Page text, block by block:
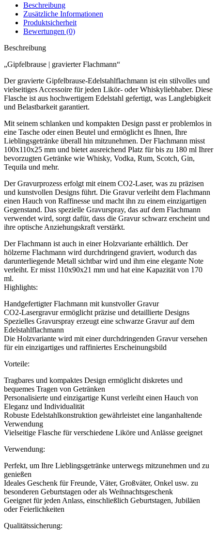
Beschreibung
Zusätzliche Informationen
Produktsicherheit
Bewertungen (0)
Beschreibung
„Gipfelbrause | gravierter Flachmann“
Der gravierte Gipfelbrause-Edelstahlflachmann ist ein stilvolles und
vielseitiges Accessoire für jeden Likör- oder Whiskyliebhaber. Diese
Flasche ist aus hochwertigem Edelstahl gefertigt, was Langlebigkeit
und Belastbarkeit garantiert.
Mit seinem schlanken und kompakten Design passt er problemlos in
eine Tasche oder einen Beutel und ermöglicht es Ihnen, Ihre
Lieblingsgetränke überall hin mitzunehmen. Der Flachmann misst
100x110x25 mm und bietet ausreichend Platz für bis zu 180 ml Ihrer
bevorzugten Getränke wie Whisky, Vodka, Rum, Scotch, Gin,
Tequila und mehr.
Der Gravurprozess erfolgt mit einem CO2-Laser, was zu präzisen
und kunstvollen Designs führt. Die Gravur verleiht dem Flachmann
einen Hauch von Raffinesse und macht ihn zu einem einzigartigen
Gegenstand. Das spezielle Gravurspray, das auf dem Flachmann
verwendet wird, sorgt dafür, dass die Gravur schwarz erscheint und
ihre optische Anziehungskraft verstärkt.
Der Flachmann ist auch in einer Holzvariante erhältlich. Der
hölzerne Flachmann wird durchdringend graviert, wodurch das
darunterliegende Metall sichtbar wird und ihm eine elegante Note
verleiht. Er misst 110x90x21 mm und hat eine Kapazität von 170
ml.
Highlights:
Handgefertigter Flachmann mit kunstvoller Gravur
CO2-Lasergravur ermöglicht präzise und detaillierte Designs
Spezielles Gravurspray erzeugt eine schwarze Gravur auf dem
Edelstahlflachmann
Die Holzvariante wird mit einer durchdringenden Gravur versehen
für ein einzigartiges und raffiniertes Erscheinungsbild
Vorteile:
Tragbares und kompaktes Design ermöglicht diskretes und
bequemes Tragen von Getränken
Personalisierte und einzigartige Kunst verleiht einen Hauch von
Eleganz und Individualität
Robuste Edelstahlkonstruktion gewährleistet eine langanhaltende
Verwendung
Vielseitige Flasche für verschiedene Liköre und Anlässe geeignet
Verwendung:
Perfekt, um Ihre Lieblingsgetränke unterwegs mitzunehmen und zu
genießen
Ideales Geschenk für Freunde, Väter, Großväter, Onkel usw. zu
besonderen Geburtstagen oder als Weihnachtsgeschenk
Geeignet für jeden Anlass, einschließlich Geburtstagen, Jubiläen
oder Feierlichkeiten
Qualitätssicherung: